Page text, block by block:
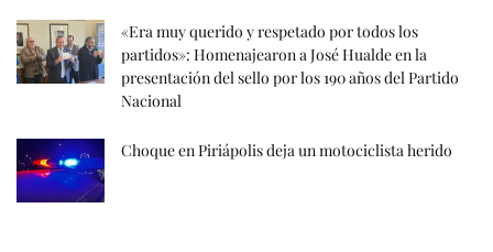
«Era muy querido y respetado por todos los
partidos»: Homenajearon a José Hualde en la
presentación del sello por los 190 años del Partido
Nacional
Choque en Piriápolis deja un motociclista herido